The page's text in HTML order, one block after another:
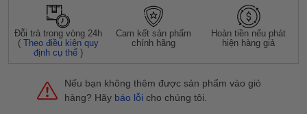
Đỗi trả trong vòng 24h
(Theo điều kiện quy
định cụ thể )
Cam kết sản phẩm
chính hãng
Hoàn tiền nếu phát
hiện hàng giả
Nếu bạn không thêm được sản phẩm vào giỏ
hàng? Hãy báo lỗi cho chúng tôi.